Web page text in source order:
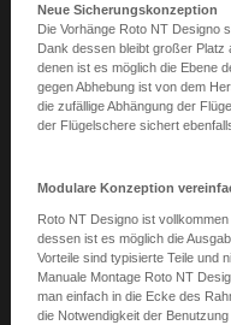
Neue Sicherungskonzeption
Die Vorhänge Roto NT Designo
Dank dessen bleibt großer Platz
denen ist es möglich die Ebene
gegen Abhebung ist von dem
die zufällige Abhängung der
der Flügelschere sichert
Modulare Konzeption
Roto NT Designo ist
dessen ist es möglich die
Vorteile sind typisierte Teile und
Manuale Montage Roto NT
man einfach in die Ecke des
die Notwendigkeit der